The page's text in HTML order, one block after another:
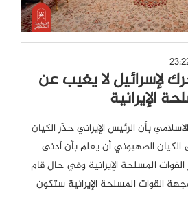
لإسرائيل لا يغيب عن
الإيرانية
بأن الرئيس الإيراني حذّر الكيان
الصهيوني أن يعلم بأن أدنى
المسلحة الإيرانية وفي حال قام
القوات المسلحة الإيرانية ستكون